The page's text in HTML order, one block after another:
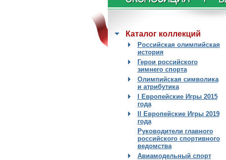
Каталог коллекций
Российская олимпийская
история
Герои российского
зимнего спорта
Олимпийская символика
и атрибутика
I Европейские Игры 2015
года
II Европейские Игры 2019
года
Руководители главного
российского спортивного
ведомства
Авиамодельный спорт